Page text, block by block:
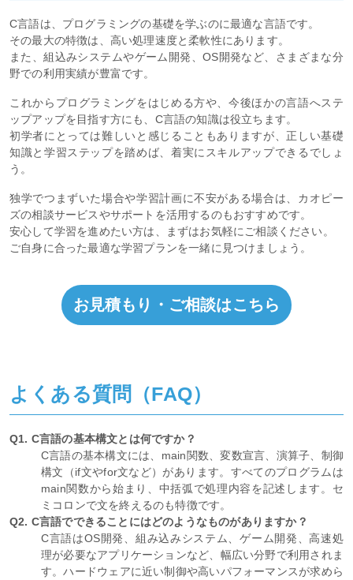
C言語は、プログラミングの基礎を学ぶのに最適な言語です。
その最大の特徴は、高い処理速度と柔軟性にあります。
また、組込みシステムやゲーム開発、OS開発など、さまざまな分
野での利用実績が豊富です。
これからプログラミングをはじめる方や、今後ほかの言語へステ
ップアップを目指す方にも、C言語の知識は役立ちます。
初学者にとっては難しいと感じることもありますが、正しい基礎
知識と学習ステップを踏めば、着実にスキルアップできるでしょ
う。
独学でつまずいた場合や学習計画に不安がある場合は、カオピー
ズの相談サービスやサポートを活用するのもおすすめです。
安心して学習を進めたい方は、まずはお気軽にご相談ください。
ご自身に合った最適な学習プランを一緒に見つけましょう。
お見積もり・ご相談はこちら
よくある質問（FAQ）
Q1. C言語の基本構文とは何ですか？
C言語の基本構文には、main関数、変数宣言、演算子、制御
構文（if文やfor文など）があります。すべてのプログラムは
main関数から始まり、中括弧で処理内容を記述します。セ
ミコロンで文を終えるのも特徴です。
Q2. C言語でできることにはどのようなものがありますか？
C言語はOS開発、組み込みシステム、ゲーム開発、高速処
理が必要なアプリケーションなど、幅広い分野で利用されま
す。ハードウェアに近い制御や高いパフォーマンスが求めら